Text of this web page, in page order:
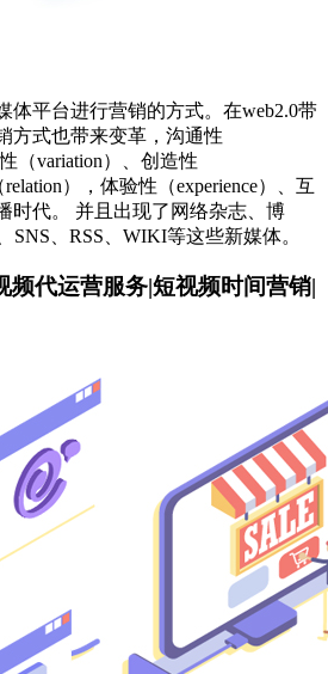
体平台进行营销的方式。在web2.0带
方式也带来变革，沟通性
（variation）、创造性
relation），体验性（experience）、互
时代。 并且出现了网络杂志、博
、RSS、WIKI等这些新媒体。
频代运营服务|短视频时间营销|